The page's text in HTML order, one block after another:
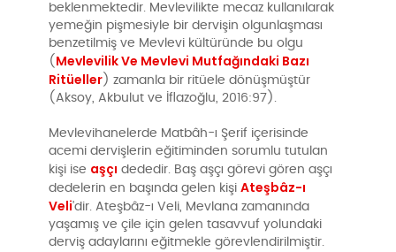
beklenmektedir. Mevlevilikte mecaz kullanılarak
yemeğin pişmesiyle bir dervişin olgunlaşması
benzetilmiş ve Mevlevi kültüründe bu olgu
( Mevlevilik Ve Mevlevi Mutfağındaki Bazı
Ritüeller ) zamanla bir ritüele dönüşmüştür
(Aksoy, Akbulut ve İflazoğlu, 2016:97).
Mevlevihanelerde Matbâh-ı Şerif içerisinde
acemi dervişlerin eğitiminden sorumlu tutulan
kişi ise aşçı dededir. Baş aşçı görevi gören aşçı
dedelerin en başında gelen kişiAteşbâz-ı
Veli’dir. Ateşbâz-ı Veli, Mevlana zamanında
yaşamış ve çile için gelen tasavvuf yolundaki
derviş adaylarını eğitmekle görevlendirilmiştir.